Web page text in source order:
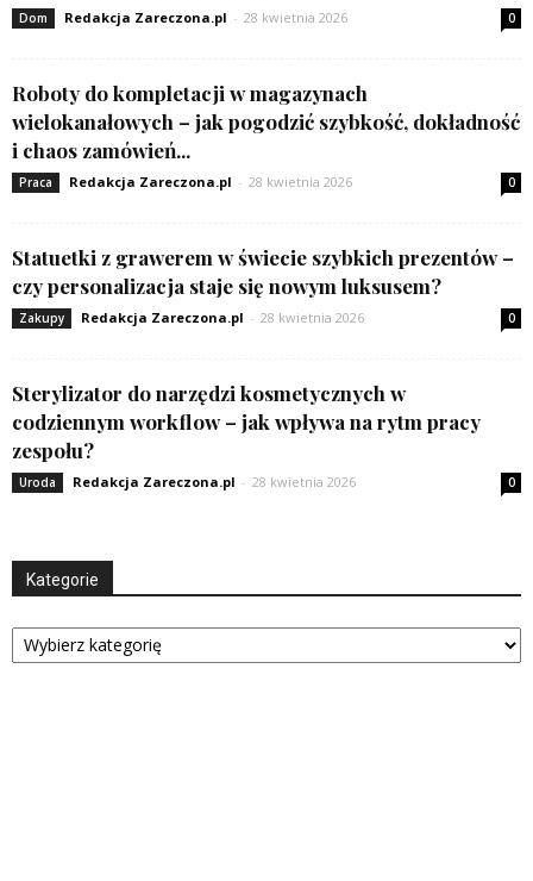
Dom Redakcja Zareczona.pl - 28 kwietnia 2026 0
Roboty do kompletacji w magazynach
wielokanałowych – jak pogodzić szybkość, dokładność
i chaos zamówień...
Praca Redakcja Zareczona.pl - 28 kwietnia 2026 0
Statuetki z grawerem w świecie szybkich prezentów –
czy personalizacja staje się nowym luksusem?
Zakupy Redakcja Zareczona.pl - 28 kwietnia 2026 0
Sterylizator do narzędzi kosmetycznych w
codziennym workflow – jak wpływa na rytm pracy
zespołu?
Uroda Redakcja Zareczona.pl - 28 kwietnia 2026 0
Kategorie
Kategorie